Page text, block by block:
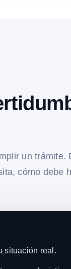
un trámite.
cómo debe
situación real.